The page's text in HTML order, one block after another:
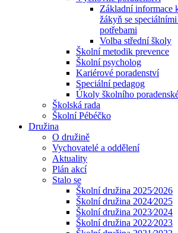
Základní informace
žákyň se
potřebami
Volba střední školy
Školní metodik prevence
Školní psycholog
Kariérové poradenství
Speciální pedagog
Úkoly školního
Školská rada
Školní Pébéčko
Družina
O družině
Vychovatelé a oddělení
Aktuality
Plán akcí
Stalo se
Školní družina 2025⁄2026
Školní družina 2024⁄2025
Školní družina 2023⁄2024
Školní družina 2022⁄2023